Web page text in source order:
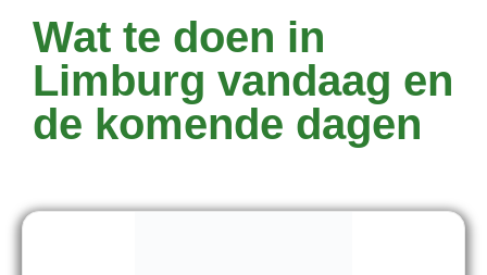
Wat te doen in
Limburg vandaag en
de komende dagen